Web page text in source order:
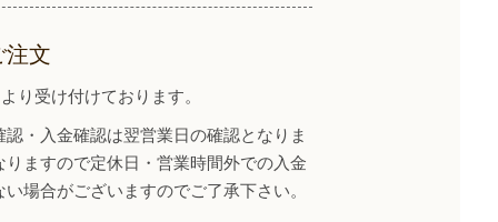
注文
り受け付けております。
・入金確認は翌営業日の確認となりま
ますので定休日・営業時間外での入金
場合がございますのでご了承下さい。